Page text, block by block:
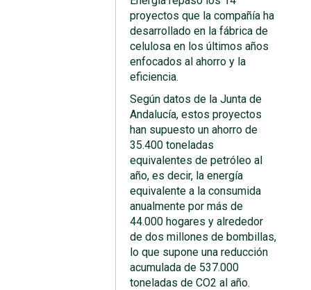
proyectos que la compañía ha
desarrollado en la fábrica de
celulosa en los últimos años
enfocados al ahorro y la
eficiencia.
Según datos de la Junta de
Andalucía, estos proyectos
han supuesto un ahorro de
35.400 toneladas
equivalentes de petróleo al
año, es decir, la energía
equivalente a la consumida
anualmente por más de
44.000 hogares y alrededor
de dos millones de bombillas,
lo que supone una reducción
acumulada de 537.000
toneladas de CO2 al año.